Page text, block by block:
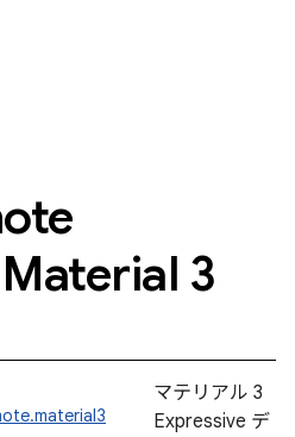
3
マテリアル 3
Expressive デ